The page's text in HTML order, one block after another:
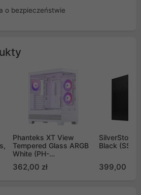
o bezpieczeństwie
Phanteks XT View
Tempered Glass ARGB
White (PH-
362,00 zł
SilverStone
Black (SST-
399,00 zł